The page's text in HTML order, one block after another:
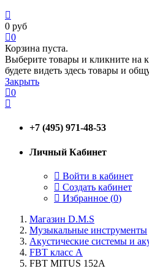
0 руб
0
Корзина пуста.
Выберите товары и кликните на
будете видеть здесь товары и
Закрыть
0
+7 (495) 971-48-53
Личный Кабинет
Войти в кабинет
Создать кабинет
Избранное (0)
Магазин D.M.S
Музыкальные инструменты
Акустические системы и
FBT класс А
FBT MITUS 152A